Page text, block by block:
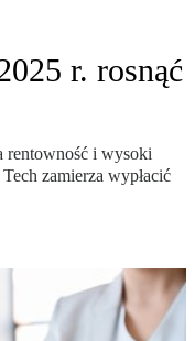
r. rosnąć
rentowność i wysoki
zamierza wypłacić